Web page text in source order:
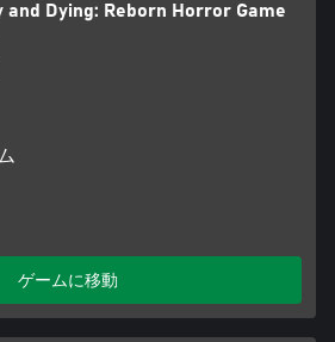
and Dying: Reborn Horror Game
ゲームに移動